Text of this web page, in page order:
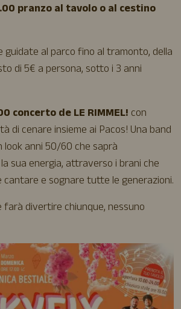
pranzo al tavolo o al cestino
guidate al parco fino al tramonto, della
di 5€ a persona, sotto i 3 anni
concerto de LE RIMMEL! con
di cenare insieme ai Pacos! Una band
look anni 50/60 che saprà
sua energia, attraverso i brani che
e sognare tutte le generazioni.
divertire chiunque, nessuno